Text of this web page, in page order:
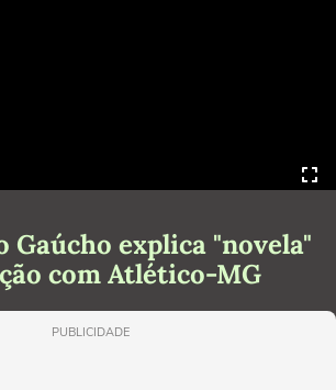
Gaúcho explica "novela"
com Atlético-MG
PUBLICIDADE